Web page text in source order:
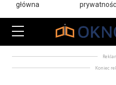
główna
Koniec